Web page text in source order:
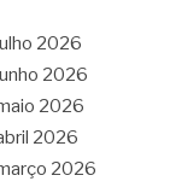
2026
2026
2026
2026
2026